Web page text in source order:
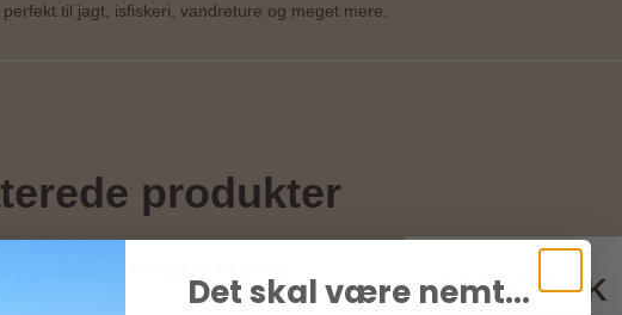
til jagt, isfiskeri, vandreture og meget mere.
produkter
299,00 DKK
Det skal være nemt...